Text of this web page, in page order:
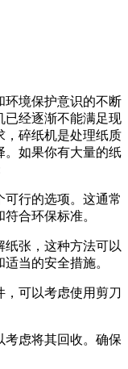
环境保护意识的不断
已经逐渐不能满足现
，碎纸机是处理纸质
。如果你有大量的纸
可行的选项。这通常
合环保标准。
纸张，这种方法可以
当的安全措施。
可以考虑使用剪刀
考虑将其回收。确保